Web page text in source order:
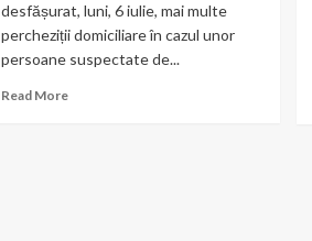
desfășurat, luni, 6 iulie, mai multe
percheziții domiciliare în cazul unor
persoane suspectate de...
Read More